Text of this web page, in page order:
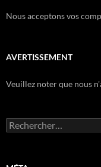
Nous acceptons vos
AVERTISSEMENT
Veuillez noter que nous
Rechercher :